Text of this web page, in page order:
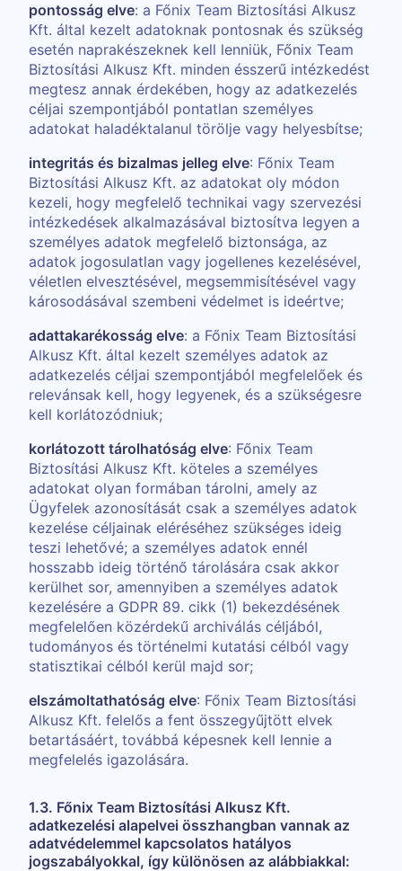
pontosság elve: a Főnix Team Biztosítási Alkusz
Kft. által kezelt adatoknak pontosnak és szükség
esetén naprakészeknek kell lenniük, Főnix Team
Biztosítási Alkusz Kft. minden ésszerű intézkedést
megtesz annak érdekében, hogy az adatkezelés
céljai szempontjából pontatlan személyes
adatokat haladéktalanul törölje vagy helyesbítse;
integritás és bizalmas jelleg elve: Főnix Team
Biztosítási Alkusz Kft. az adatokat oly módon
kezeli, hogy megfelelő technikai vagy szervezési
intézkedések alkalmazásával biztosítva legyen a
személyes adatok megfelelő biztonsága, az
adatok jogosulatlan vagy jogellenes kezelésével,
véletlen elvesztésével, megsemmisítésével vagy
károsodásával szembeni védelmet is ideértve;
adattakarékosság elve: a Főnix Team Biztosítási
Alkusz Kft. által kezelt személyes adatok az
adatkezelés céljai szempontjából megfelelőek és
relevánsak kell, hogy legyenek, és a szükségesre
kell korlátozódniuk;
korlátozott tárolhatóság elve: Főnix Team
Biztosítási Alkusz Kft. köteles a személyes
adatokat olyan formában tárolni, amely az
Ügyfelek azonosítását csak a személyes adatok
kezelése céljainak eléréséhez szükséges ideig
teszi lehetővé; a személyes adatok ennél
hosszabb ideig történő tárolására csak akkor
kerülhet sor, amennyiben a személyes adatok
kezelésére a GDPR 89. cikk (1) bekezdésének
megfelelően közérdekű archiválás céljából,
tudományos és történelmi kutatási célból vagy
statisztikai célból kerül majd sor;
elszámoltathatóság elve: Főnix Team Biztosítási
Alkusz Kft. felelős a fent összegyűjtött elvek
betartásáért, továbbá képesnek kell lennie a
megfelelés igazolására.
1.3. Főnix Team Biztosítási Alkusz Kft.
adatkezelési alapelvei összhangban vannak az
adatvédelemmel kapcsolatos hatályos
jogszabályokkal, így különösen az alábbiakkal: